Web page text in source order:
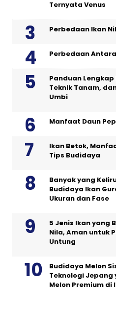
Ternyata Venus
Perbedaan Ikan
Perbedaan
Panduan
Teknik Tanam,
Umbi
Manfaat Daun
Ikan Betok,
Tips Budidaya
Banyak yang
Budidaya Ikan
Ukuran dan Fase
5 Jenis Ikan yang
Nila, Aman untuk
Untung
Budidaya Melon
Teknologi Jepang
Melon Premium di